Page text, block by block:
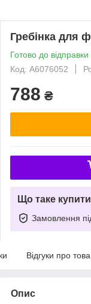
Гребінка для
Готово до відправки
Код: A6076052
788 ₴
Що таке
Замовлення
Відгуки про
Опис